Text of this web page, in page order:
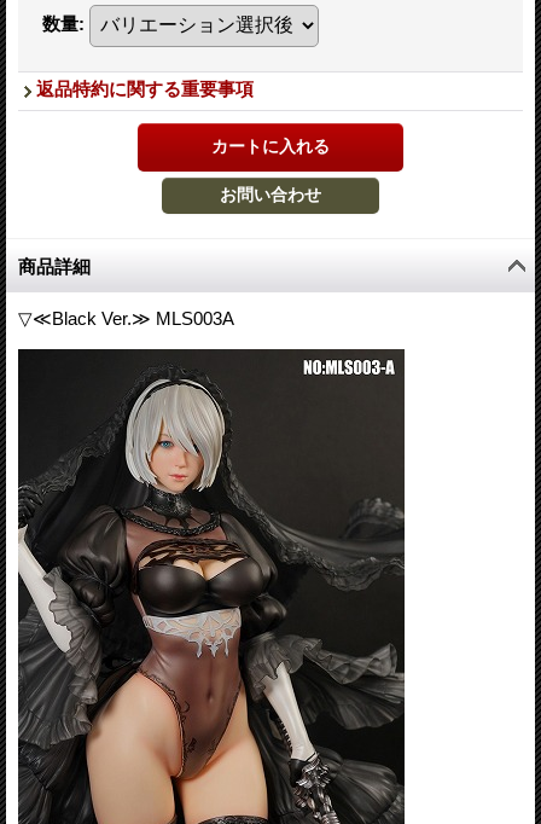
数量:
返品特約に関する重要事項
商品詳細
▽≪Black Ver.≫ MLS003A